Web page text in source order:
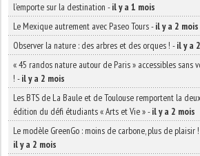
l’emporte sur la destination -il y a 1 mois
Le Mexique autrement avec Paseo Tours-il y a 2 mois
Observer la nature : des arbres et des orques ! -il y a
« 45 randos nature autour de Paris » accessibles sans
! -il y a 2 mois
Les BTS de La Baule et de Toulouse remportent la
édition du défi étudiants « Arts et Vie »-il y a 2 mois
Le modèle GreenGo : moins de carbone, plus de plaisir !
il y a 2 mois